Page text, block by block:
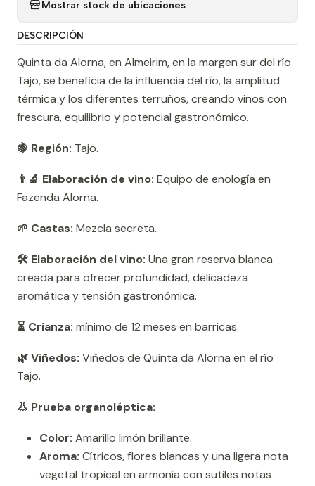
Mostrar stock de ubicaciones
DESCRIPCIÓN
Quinta da Alorna, en Almeirim, en la margen sur del río
Tajo, se beneficia de la influencia del río, la amplitud
térmica y los diferentes terruños, creando vinos con
frescura, equilibrio y potencial gastronómico.
🍇 Región: Tajo.
👨‍🔬 Elaboración de vino: Equipo de enología en
Fazenda Alorna.
🌱 Castas: Mezcla secreta.
🛠️ Elaboración del vino: Una gran reserva blanca
creada para ofrecer profundidad, delicadeza
aromática y tensión gastronómica.
⏳ Crianza: mínimo de 12 meses en barricas.
🌿 Viñedos: Viñedos de Quinta da Alorna en el río
Tajo.
👃 Prueba organoléptica:
Color: Amarillo limón brillante.
Aroma: Cítricos, flores blancas y una ligera nota
vegetal tropical en armonía con sutiles notas